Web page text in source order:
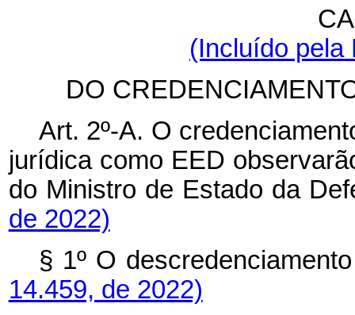
(Incluído pela
DO
Art. 2º-A. O
jurídica como EED
do Ministro de Estado da
de 2022)
§ 1º O
14.459, de 2022)